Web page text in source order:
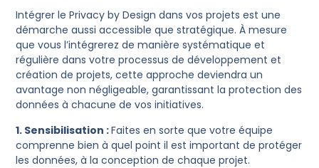
Intégrer le Privacy by Design dans vos projets est une
démarche aussi accessible que stratégique. À mesure
que vous l’intégrerez de manière systématique et
régulière dans votre processus de développement et
création de projets, cette approche deviendra un
avantage non négligeable, garantissant la protection des
données à chacune de vos initiatives.
1. Sensibilisation :Faites en sorte que votre équipe
comprenne bien à quel point il est important de protéger
les données, à la conception de chaque projet.